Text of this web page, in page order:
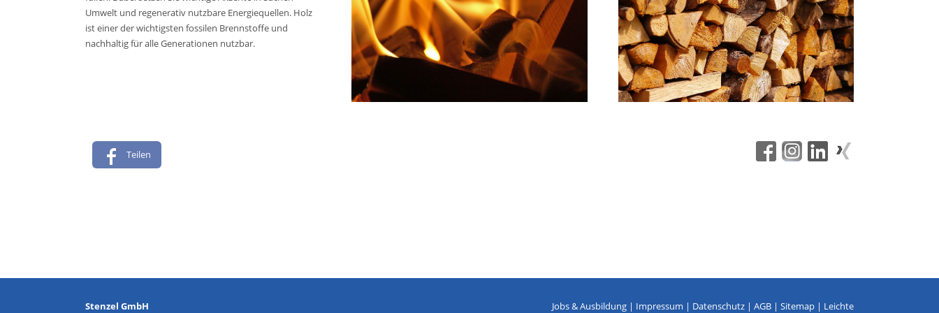
Umwelt und regenerativ nutzbare Energiequellen. Holz
ist einer der wichtigsten fossilen Brennstoffe und
nachhaltig für alle Generationen nutzbar.
Teilen
Stenzel GmbH Jobs & Ausbildung | Impressum | Datenschutz | AGB | Sitemap | Leichte